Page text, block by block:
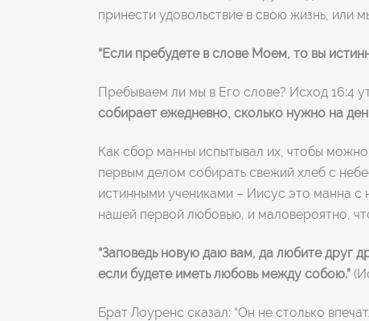
принести удовольствие в свою жизнь, или
“Если пребудете в слове Моем, то вы
Пребываем ли мы в Его слове? Исход 16:4
собирает ежедневно, сколько нужно на
Как сбор манны испытывал их, чтобы можно
первым делом собирать свежий хлеб с
истинными учениками – Иисус это манна с
нашей первой любовью, и маловероятно,
“Заповедь новую даю вам, да любите друг
если будете иметь любовь между собою.”
Брат Лоуренс сказал: “Он не столько